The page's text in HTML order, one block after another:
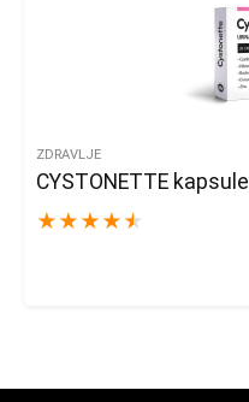
ZDRAVLJE
CYSTONETTE kapsule
★ ★ ★ ★ ★